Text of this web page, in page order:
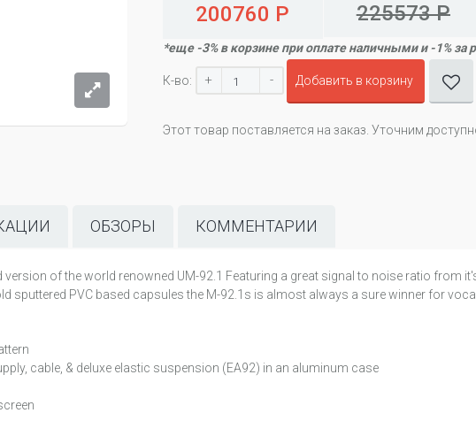
200760 Р 225573 Р
*еще -3% в корзине при оплате наличными и -1% за
К-во: + - Добавить в корзину
Этот товар поставляется на заказ. Уточним
ОБЗОРЫ КОММЕНТАРИИ
version of the world renowned UM-92.1 Featuring a great signal to noise ratio from
sputtered PVC based capsules the M-92.1s is almost always a sure winner for
cable, & deluxe elastic suspension (EA92) in an aluminum case